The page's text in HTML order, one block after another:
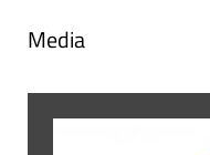
Media